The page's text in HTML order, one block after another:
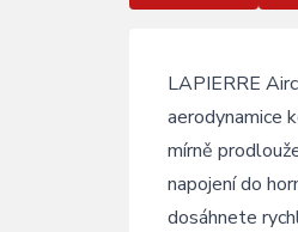
LAPIERRE
aerodynamice
mírně
napojení do
dosáhnete